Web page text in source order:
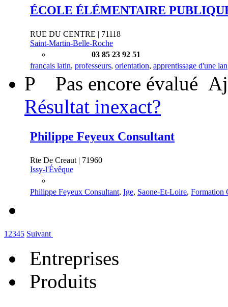
ÉCOLE ÉLÉMENTAIRE
RUE DU CENTRE | 71118
Saint-Martin-Belle-Roche
03 85 23 92 51
français latin, professeurs, orientation, apprentissage d'une lan
P Pas encore évalué
Résultat inexact?
Philippe Feyeux Consultant
Rte De Creaut | 71960
Issy-l'Évêque
Philippe Feyeux Consultant, Ige, Saone-Et-Loire, Formation
1 2345 Suivant
Entreprises
Produits